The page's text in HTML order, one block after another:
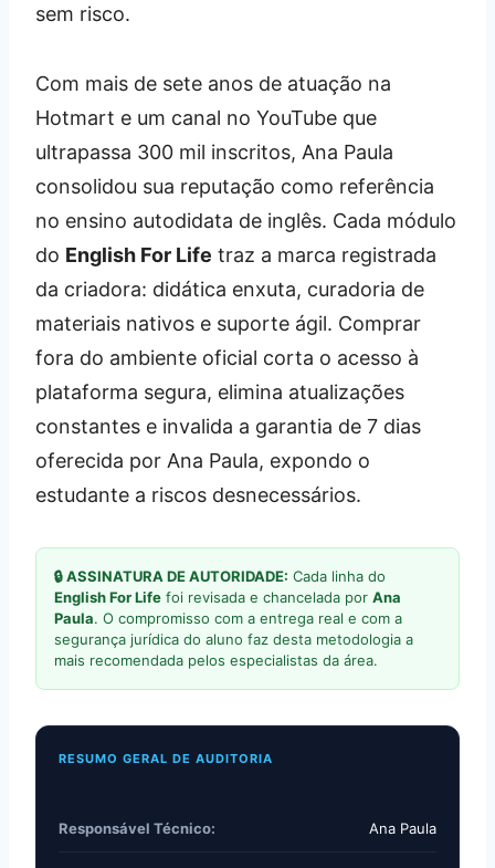
sem risco.
Com mais de sete anos de atuação na
Hotmart e um canal no YouTube que
ultrapassa 300 mil inscritos, Ana Paula
consolidou sua reputação como referência
no ensino autodidata de inglês. Cada módulo
do English For Life traz a marca registrada
da criadora: didática enxuta, curadoria de
materiais nativos e suporte ágil. Comprar
fora do ambiente oficial corta o acesso à
plataforma segura, elimina atualizações
constantes e invalida a garantia de 7 dias
oferecida por Ana Paula, expondo o
estudante a riscos desnecessários.
🔒 ASSINATURA DE AUTORIDADE: Cada linha do
English For Life foi revisada e chancelada por Ana
Paula. O compromisso com a entrega real e com a
segurança jurídica do aluno faz desta metodologia a
mais recomendada pelos especialistas da área.
RESUMO GERAL DE AUDITORIA
Responsável Técnico: Ana Paula